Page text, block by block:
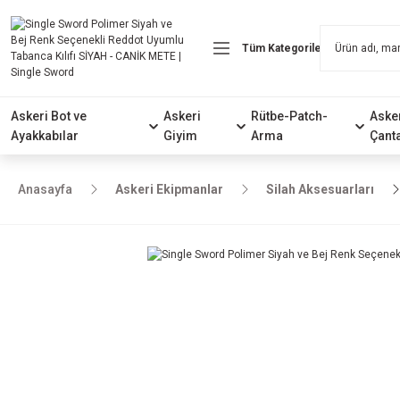
Askeri Bot ve
Ayakkabılar
Askeri
Giyim
Rütbe-Patch-
Arma
Anasayfa Askeri Ekipmanlar Silah Aksesuarları